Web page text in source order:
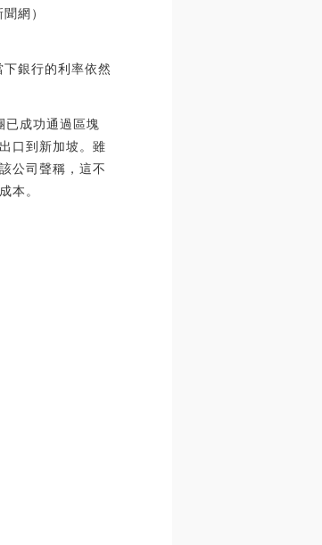
網）
銀行的利率依然
已成功通過區塊
口到新加坡。雖
公司聲稱，這不
本。